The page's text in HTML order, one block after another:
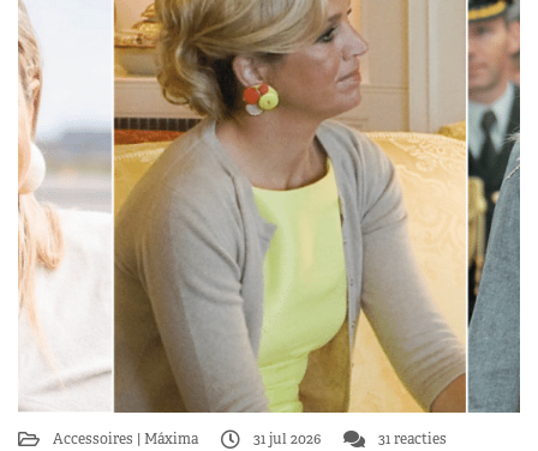
Accessoires Máxima 31 jul 2026 31 reacties